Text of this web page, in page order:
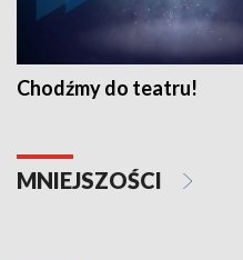
Chodźmy do teatru!
MNIEJSZOŚCI